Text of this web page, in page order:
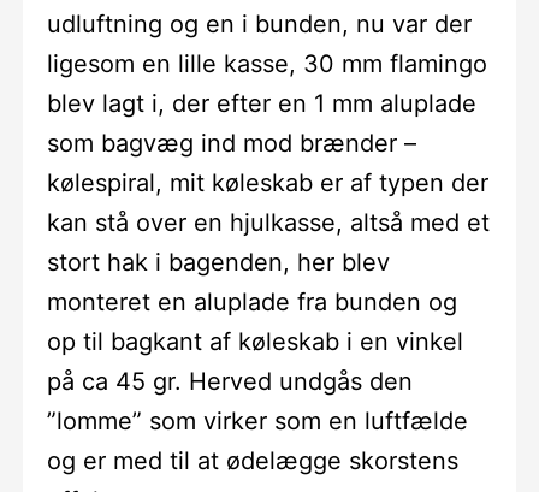
udluftning og en i bunden, nu var der
ligesom en lille kasse, 30 mm flamingo
blev lagt i, der efter en 1 mm aluplade
som bagvæg ind mod brænder –
kølespiral, mit køleskab er af typen der
kan stå over en hjulkasse, altså med et
stort hak i bagenden, her blev
monteret en aluplade fra bunden og
op til bagkant af køleskab i en vinkel
på ca 45 gr. Herved undgås den
”lomme” som virker som en luftfælde
og er med til at ødelægge skorstens